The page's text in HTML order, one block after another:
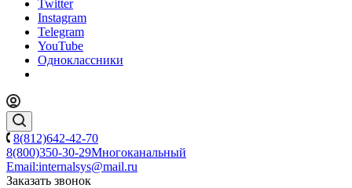
Twitter
Instagram
Telegram
YouTube
Одноклассники
8(812)642-42-70
8(800)350-30-29Многоканальный
Email:internalsys@mail.ru
Заказать звонок